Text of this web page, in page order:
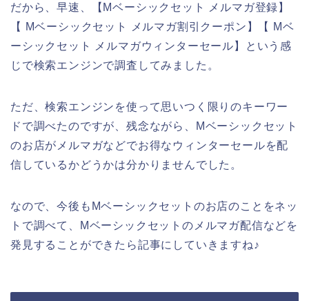
だから、早速、【Mベーシックセット メルマガ登録】
【 Mベーシックセット メルマガ割引クーポン】【 Mベ
ーシックセット メルマガウィンターセール】という感
じで検索エンジンで調査してみました。
ただ、検索エンジンを使って思いつく限りのキーワー
ドで調べたのですが、残念ながら、Mベーシックセット
のお店がメルマガなどでお得なウィンターセールを配
信しているかどうかは分かりませんでした。
なので、今後もMベーシックセットのお店のことをネッ
トで調べて、Mベーシックセットのメルマガ配信などを
発見することができたら記事にしていきますね♪